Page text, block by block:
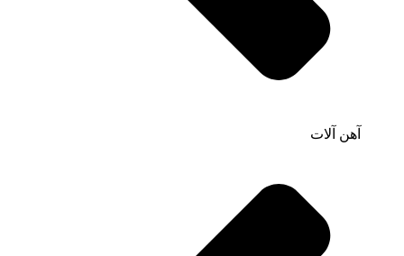
آهن آلات